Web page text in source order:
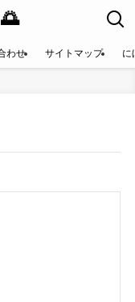
わせ サイトマップ に